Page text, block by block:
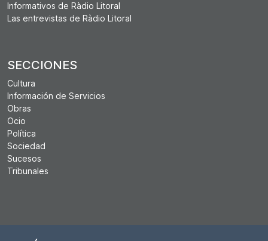
Informativos de Ràdio Litoral
Las entrevistas de Ràdio Litoral
SECCIONES
Cultura
Información de Servicios
Obras
Ocio
Política
Sociedad
Sucesos
Tribunales